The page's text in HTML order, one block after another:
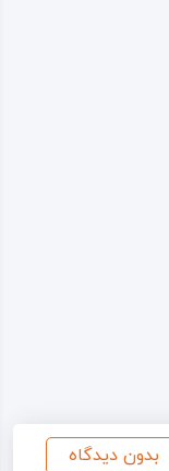
بدون دیدگاه